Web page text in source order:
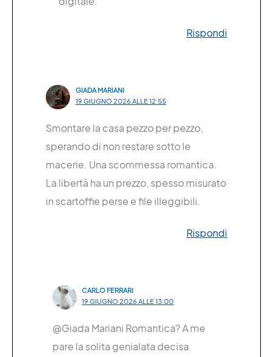
Rispondi
GIADA MARIANI
19 GIUGNO 2026 ALLE 12:55
Smontare la casa pezzo per pezzo,
sperando di non restare sotto le
macerie. Una scommessa romantica.
La libertà ha un prezzo, spesso misurato
in scartoffie perse e file illeggibili.
Rispondi
CARLO FERRARI
19 GIUGNO 2026 ALLE 13:00
@Giada Mariani Romantica? A me
pare la solita genialata decisa